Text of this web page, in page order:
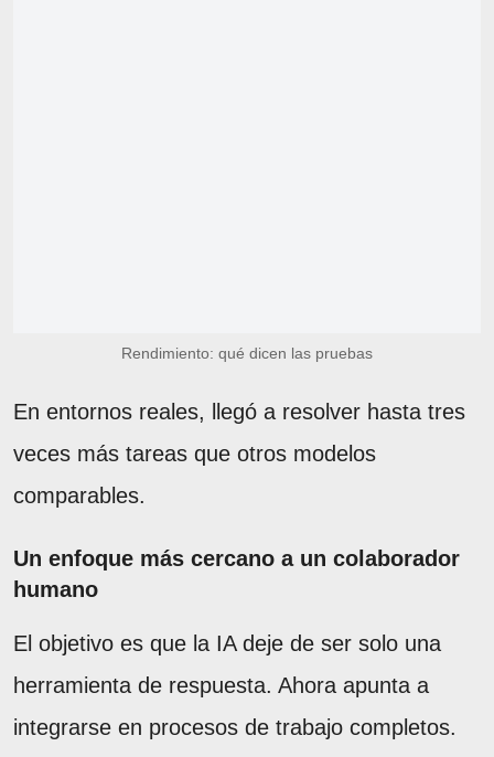
Rendimiento: qué dicen las pruebas
En entornos reales, llegó a resolver hasta tres
veces más tareas que otros modelos
comparables.
Un enfoque más cercano a un colaborador
humano
El objetivo es que la IA deje de ser solo una
herramienta de respuesta. Ahora apunta a
integrarse en procesos de trabajo completos.